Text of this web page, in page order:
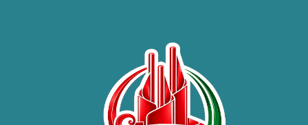
ব্রাহ্মণবাড়িয়ায় তরী বাংলাদেশের
উদ্যোগে বৃক্ষরোপণ ও গাছের চারা
বিতরণ।
কবি জয়দুল হোসেনের